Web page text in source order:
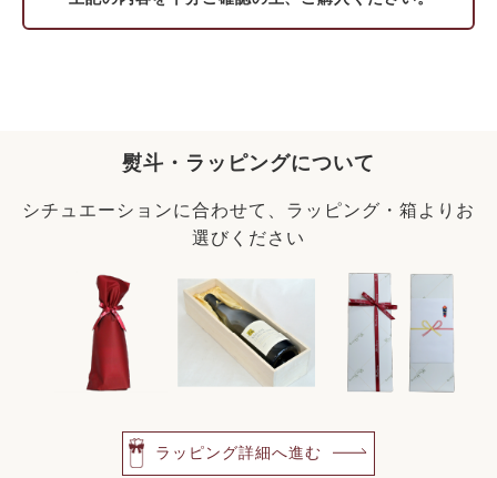
熨斗・ラッピングについて
シチュエーションに合わせて、ラッピング・箱よりお
選びください
ラッピング詳細へ進む